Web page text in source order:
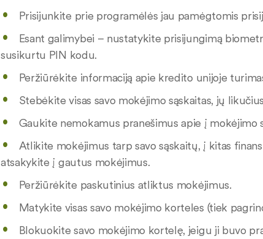
Prisijunkite prie programėlės jau pamėgtomis
Esant galimybei – nustatykite prisijungimą
susikurtu PIN kodu.
Peržiūrėkite informaciją apie kredito unijoje
Stebėkite visas savo mokėjimo sąskaitas, jų
Gaukite nemokamus pranešimus apie į mokėjimo
Atlikite mokėjimus tarp savo sąskaitų, į kitas
atsakykite į gautus mokėjimus.
Peržiūrėkite paskutinius atliktus mokėjimus.
Matykite visas savo mokėjimo korteles (tiek
Blokuokite savo mokėjimo kortelę, jeigu ji buvo